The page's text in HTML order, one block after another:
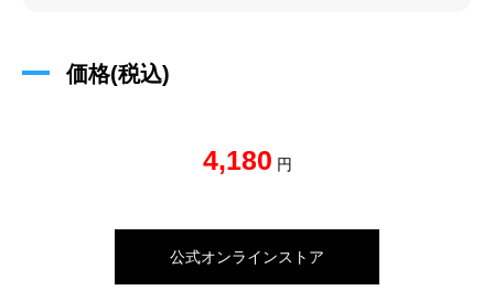
価格(税込)
4,180 円
公式オンラインストア